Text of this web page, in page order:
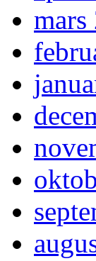
mars